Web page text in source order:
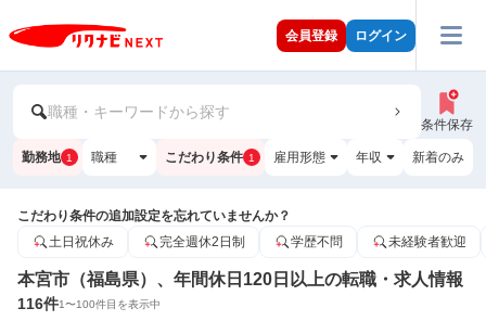
会員登録 ログイン
職種・キーワードから探す
条件保存
勤務地 1 職種 こだわり条件 1 雇用形態 年収 新着のみ
こだわり条件の追加設定を忘れていませんか？
土日祝休み
完全週休2日制 学歴不問 未経験者歓迎
本宮市（福島県）、年間休日120日以上の転職・求人情報
116件1〜100件目を表示中